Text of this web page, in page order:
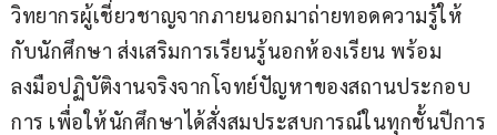
วิทยากรผู้เชี่ยวชาญจากภายนอกมาถ่ายทอดความรู้ให้
กับนักศึกษา ส่งเสริมการเรียนรู้นอกห้องเรียน พร้อม
ลงมือปฏิบัติงานจริงจากโจทย์ปัญหาของสถานประกอบ
การ เพื่อให้นักศึกษาได้สั่งสมประสบการณ์ในทุกชั้นปีการ